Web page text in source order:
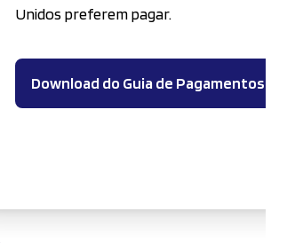
Unidos preferem pagar.
Download do Guia de Pagamentos